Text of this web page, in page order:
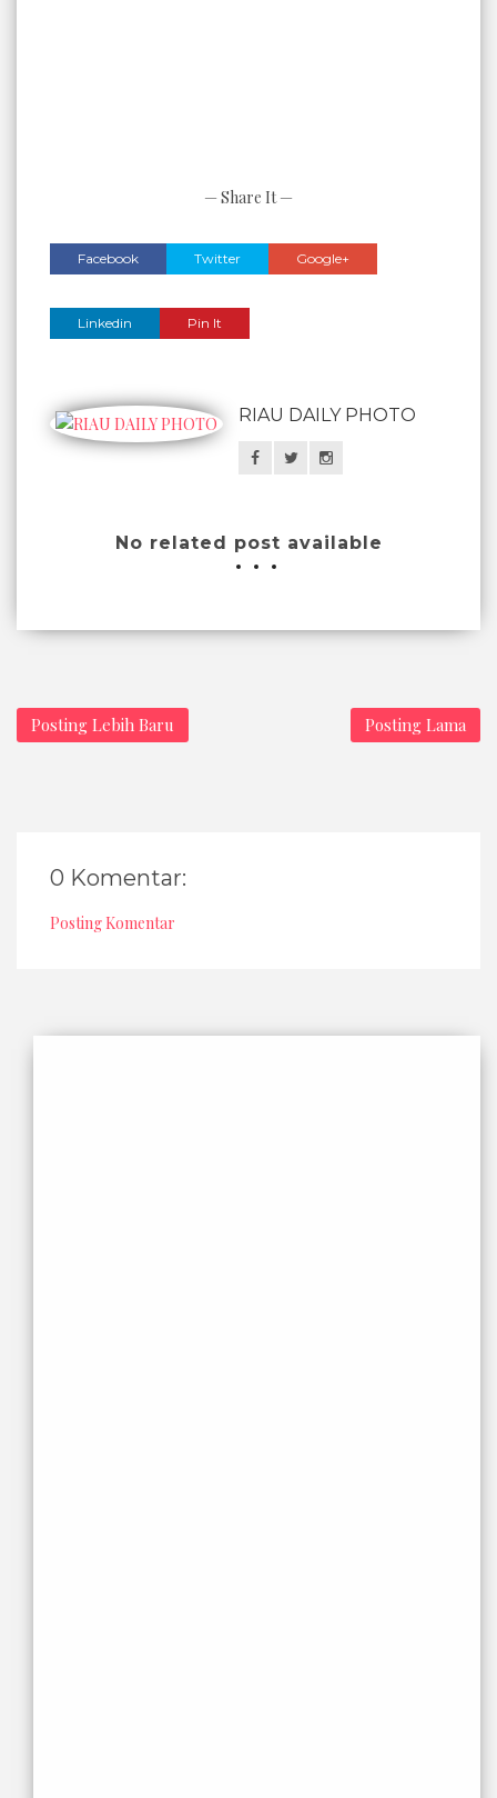
— Share It —
Facebook Twitter Google+
Linkedin Pin It
RIAU DAILY PHOTO
No related post available
Posting Lebih Baru Posting Lama
0 Komentar:
Posting Komentar